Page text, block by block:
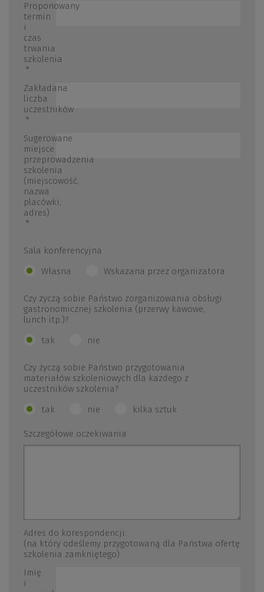
Proponowany
termin
i
czas
trwania
szkolenia
*
Zakładana
liczba
uczestników
*
Sugerowane
miejsce
przeprowadzenia
szkolenia
(miejscowość,
nazwa
placówki,
adres)
*
Sala konferencyjna
Własna
Wskazana przez organizatora
Czy życzą sobie Państwo zorganizowania obsługi
gastronomicznej szkolenia (przerwy kawowe,
lunch itp.)?
tak
nie
Czy życzą sobie Państwo przygotowania
materiałów szkoleniowych dla każdego z
uczestników szkolenia?
tak
nie kilka sztuk
Szczegółowe oczekiwania
Adres do korespondencji:
(na który odeślemy przygotowaną dla Państwa ofertę
szkolenia zamkniętego)
Imię
i